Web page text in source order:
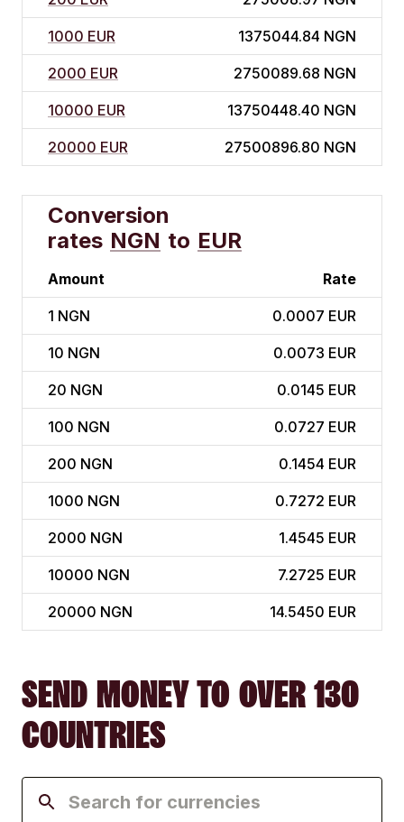
1000 EUR 1375044.84 NGN
2000 EUR 2750089.68 NGN
10000 EUR 13750448.40 NGN
20000 EUR 27500896.80 NGN
Conversion
rates NGN to EUR
Amount Rate
1 NGN 0.0007 EUR
10 NGN 0.0073 EUR
20 NGN 0.0145 EUR
100 NGN 0.0727 EUR
200 NGN 0.1454 EUR
1000 NGN 0.7272 EUR
2000 NGN 1.4545 EUR
10000 NGN 7.2725 EUR
20000 NGN 14.5450 EUR
SEND MONEY TO OVER 130
COUNTRIES